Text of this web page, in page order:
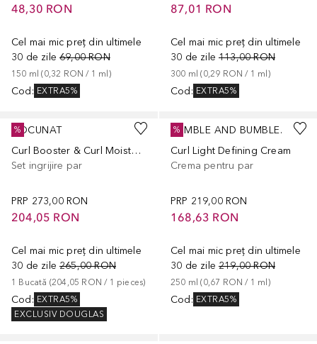
48,30 RON
Cel mai mic preț din ultimele
30 de zile 69,00 RON
150 ml (0,32 RON / 1 ml)
Cod : EXTRA5%
87,01 RON
Cel mai mic preț din ultimele
30 de zile 113,00 RON
300 ml (0,29 RON / 1 ml)
Cod : EXTRA5%
COCUNAT
Curl Booster & Curl Moisturizer Gift Set
Set ingrijire par
PRP 273,00 RON
204,05 RON
Cel mai mic preț din ultimele
30 de zile 265,00 RON
1 Bucată (204,05 RON / 1 pieces)
Cod : EXTRA5%
EXCLUSIV DOUGLAS
%
BUMBLE AND BUMBLE.
Curl Light Defining Cream
Crema pentru par
PRP 219,00 RON
168,63 RON
Cel mai mic preț din ultimele
30 de zile 219,00 RON
250 ml (0,67 RON / 1 ml)
Cod : EXTRA5%
%